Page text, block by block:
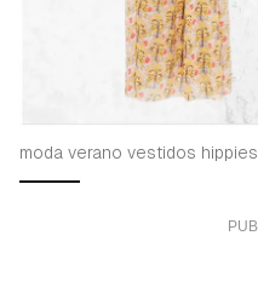
moda verano vestidos hippies